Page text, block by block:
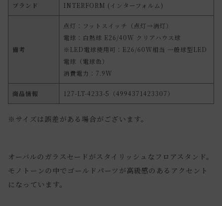
ブランド INTERFORM (インターフォルム)
備考
点灯：フットスイッチ（点灯→消灯）
電球：白熱球 E26/40W クリアハウス球
※LED電球使用可：E26/60W相当 一般球型LED
電球（電球色）
消費電力：7.9W
商品情報 127-LT-4233-5（4994371423307）
※サイズは誤差がある場合がございます。
オーバルのガラスセードがスタイリッシュなフロアスタンド。
モノトーンの中でゴールドパーツが高級感のあるアクセント
になっています。